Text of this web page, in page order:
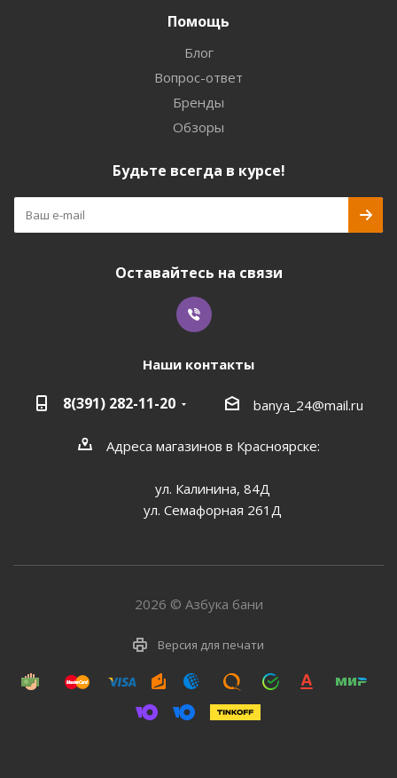
Помощь
Блог
Вопрос-ответ
Бренды
Обзоры
Будьте всегда в курсе!
Оставайтесь на связи
Наши контакты
8(391) 282-11-20 banya_24@mail.ru
Адреса магазинов в Красноярске:
ул. Калинина, 84Д
ул. Семафорная 261Д
2026 © Азбука бани
Версия для печати